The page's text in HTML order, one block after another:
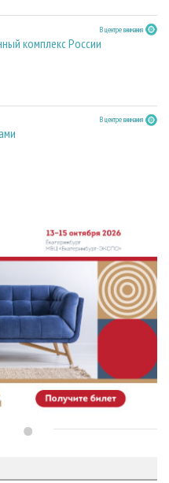
В центре внимания
комплекс России
В центре внимания